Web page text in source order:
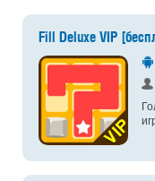
Fill Deluxe VIP